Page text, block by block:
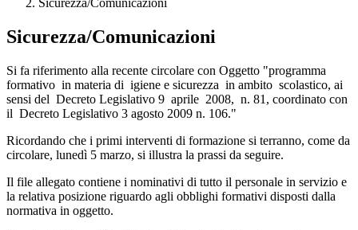
Sicurezza/Comunicazioni
Sicurezza/Comunicazioni
Si fa riferimento alla recente circolare con Oggetto "programma
formativo in materia di igiene e sicurezza in ambito scolastico, ai
sensi del Decreto Legislativo 9 aprile 2008, n. 81, coordinato con
il Decreto Legislativo 3 agosto 2009 n. 106."
Ricordando che i primi interventi di formazione si terranno, come da
circolare, lunedì 5 marzo, si illustra la prassi da seguire.
Il file allegato contiene i nominativi di tutto il personale in servizio e
la relativa posizione riguardo agli obblighi formativi disposti dalla
normativa in oggetto.